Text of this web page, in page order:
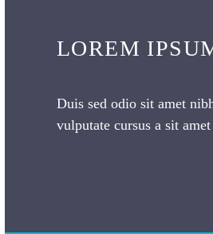
LOREM
Duis sed odio sit amet
vulputate cursus a sit